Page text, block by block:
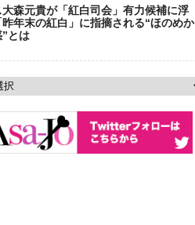
大森元貴が「紅白司会」有力候補に浮
年末の紅白」に指摘される“ほのめか
”とは